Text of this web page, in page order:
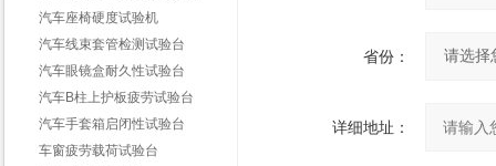
汽车座椅硬度试验机
汽车线束套管检测试验台
汽车眼镜盒耐久性试验台
汽车B柱上护板疲劳试验台
汽车手套箱启闭性试验台
车窗疲劳载荷试验台
省份：
详细地址：